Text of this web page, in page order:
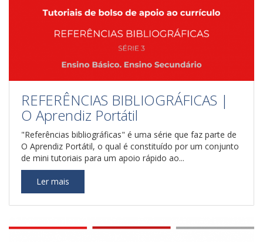
REFERÊNCIAS BIBLIOGRÁFICAS |
O Aprendiz Portátil
"Referências bibliográficas" é uma série que faz parte de
O Aprendiz Portátil, o qual é constituído por um conjunto
de mini tutoriais para um apoio rápido ao...
Ler mais